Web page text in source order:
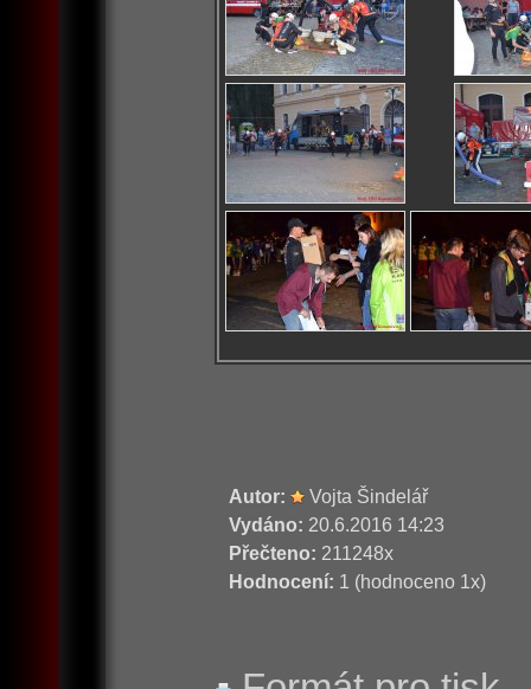
Autor:
Vojta Šindelář
Vydáno: 20.6.2016 14:23
Přečteno: 211248x
Hodnocení: 1 (hodnoceno 1x)